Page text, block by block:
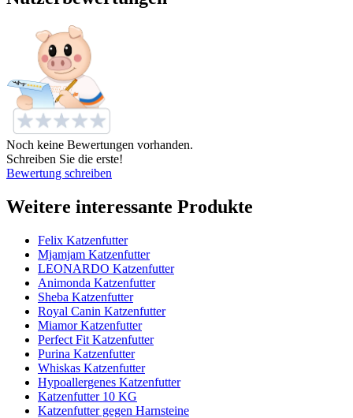
Noch keine Bewertungen vorhanden.
Schreiben Sie die erste!
Bewertung schreiben
Weitere interessante Produkte
Felix Katzenfutter
Mjamjam Katzenfutter
LEONARDO Katzenfutter
Animonda Katzenfutter
Sheba Katzenfutter
Royal Canin Katzenfutter
Miamor Katzenfutter
Perfect Fit Katzenfutter
Purina Katzenfutter
Whiskas Katzenfutter
Hypoallergenes Katzenfutter
Katzenfutter 10 KG
Katzenfutter gegen Harnsteine